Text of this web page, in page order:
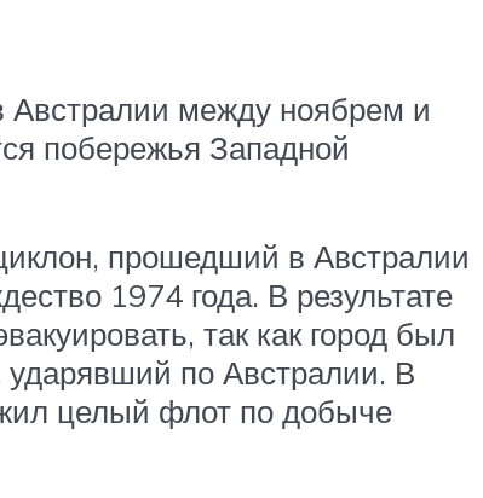
Австралии между ноябрем и
побережья Западной
прошедший в Австралии
1974 года. В результате
так как город был
по Австралии. В
целый флот по добыче